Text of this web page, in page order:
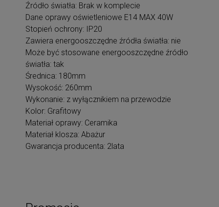
Źródło światła: Brak w komplecie
Dane oprawy oświetleniowe E14 MAX 40W
Stopień ochrony: IP20
Zawiera energooszczędne źródła światła: nie
Może być stosowane energooszczędne źródło
światła: tak
Średnica: 180mm
Wysokość: 260mm
Wykonanie: z wyłącznikiem na przewodzie
Kolor: Grafitowy
Materiał oprawy: Ceramika
Materiał klosza: Abażur
Gwarancja producenta: 2lata